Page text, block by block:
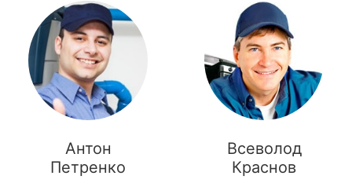
Антон
Петренко
Всеволод
Краснов